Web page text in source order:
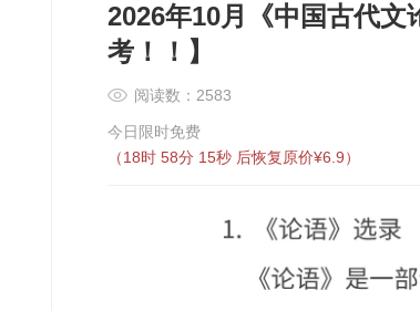
2026年10月《中国古代文
考！！】
阅读数：2583
今日限时免费
（18时 58分 14秒 后恢复原价¥6.9）